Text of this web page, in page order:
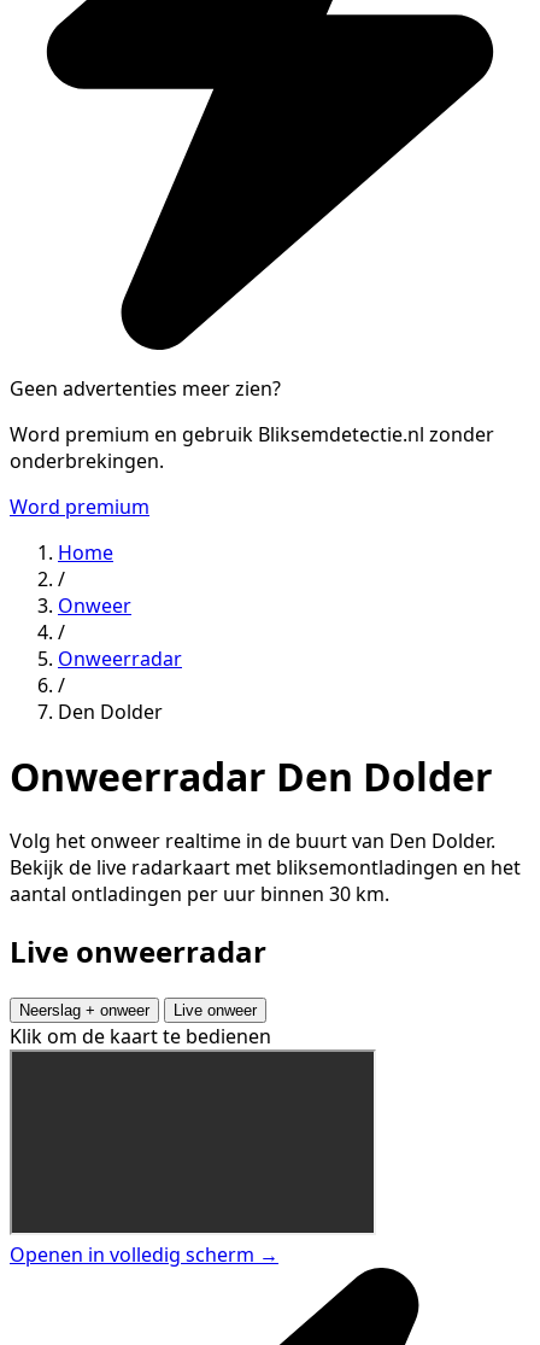
Geen advertenties meer zien?
Word premium en gebruik Bliksemdetectie.nl zonder
onderbrekingen.
Word premium
Home
/
Onweer
/
Onweerradar
/
Den Dolder
Onweerradar Den Dolder
Volg het onweer realtime in de buurt van Den Dolder.
Bekijk de live radarkaart met bliksemontladingen en het
aantal ontladingen per uur binnen 30 km.
Live onweerradar
Neerslag + onweer Live onweer
Klik om de kaart te bedienen
Openen in volledig scherm →